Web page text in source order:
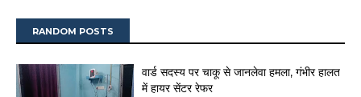
RANDOM POSTS
वार्ड सदस्य पर चाकू से जानलेवा हमला, गंभीर हालत
में हायर सेंटर रेफर